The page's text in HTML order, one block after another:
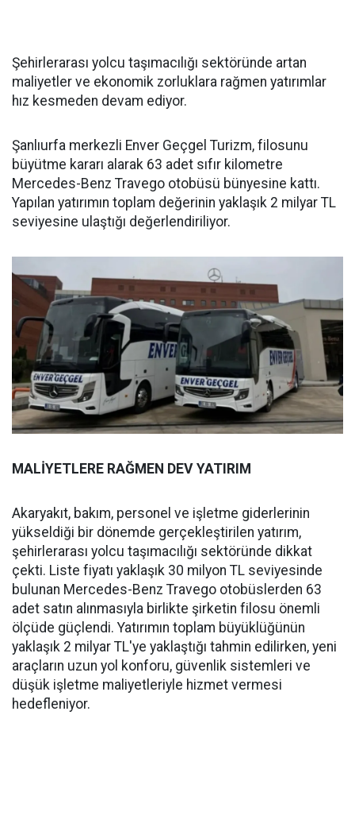
Şehirlerarası yolcu taşımacılığı sektöründe artan
maliyetler ve ekonomik zorluklara rağmen yatırımlar
hız kesmeden devam ediyor.
Şanlıurfa merkezli Enver Geçgel Turizm, filosunu
büyütme kararı alarak 63 adet sıfır kilometre
Mercedes-Benz Travego otobüsü bünyesine kattı.
Yapılan yatırımın toplam değerinin yaklaşık 2 milyar TL
seviyesine ulaştığı değerlendiriliyor.
MALİYETLERE RAĞMEN DEV YATIRIM
Akaryakıt, bakım, personel ve işletme giderlerinin
yükseldiği bir dönemde gerçekleştirilen yatırım,
şehirlerarası yolcu taşımacılığı sektöründe dikkat
çekti. Liste fiyatı yaklaşık 30 milyon TL seviyesinde
bulunan Mercedes-Benz Travego otobüslerden 63
adet satın alınmasıyla birlikte şirketin filosu önemli
ölçüde güçlendi. Yatırımın toplam büyüklüğünün
yaklaşık 2 milyar TL'ye yaklaştığı tahmin edilirken, yeni
araçların uzun yol konforu, güvenlik sistemleri ve
düşük işletme maliyetleriyle hizmet vermesi
hedefleniyor.